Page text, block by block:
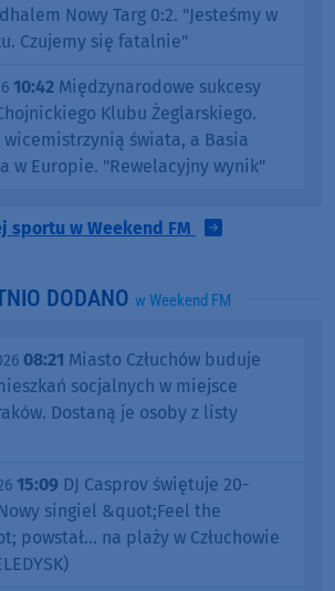
Nowy Targ 0:2. "Jesteśmy w
Czujemy się fatalnie"
10:42 Międzynarodowe sukcesy
Klubu Żeglarskiego.
wicemistrzynią świata, a Basia
w Europie. "Rewelacyjny wynik"
sportu w Weekend FM
DODANO w Weekend FM
08:21 Miasto Człuchów buduje
socjalnych w miejsce
Dostaną je osoby z listy
15:09 DJ Casprov świętuje 20-
singiel &quot;Feel the
powstał... na plaży w Człuchowie